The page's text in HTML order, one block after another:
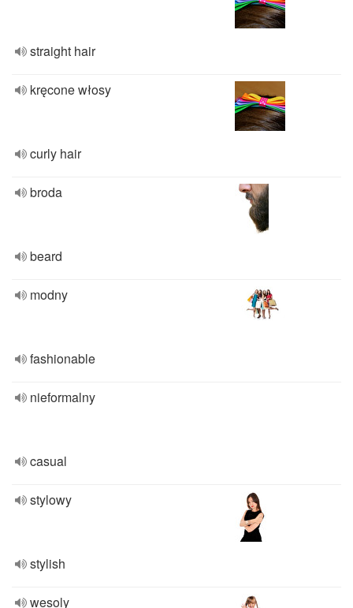
straight hair
kręcone włosy
curly hair
broda
beard
modny
fashionable
nieformalny
casual
stylowy
stylish
wesoly